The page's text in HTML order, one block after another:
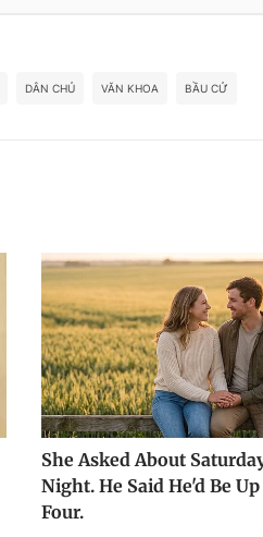
DÂN CHỦ VĂN KHOA BẦU CỬ